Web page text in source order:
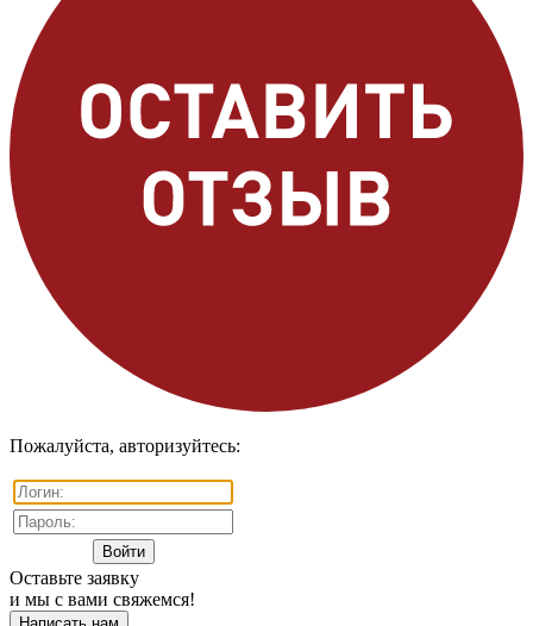
Пожалуйста, авторизуйтесь:
Оставьте заявку
и мы с вами свяжемся!